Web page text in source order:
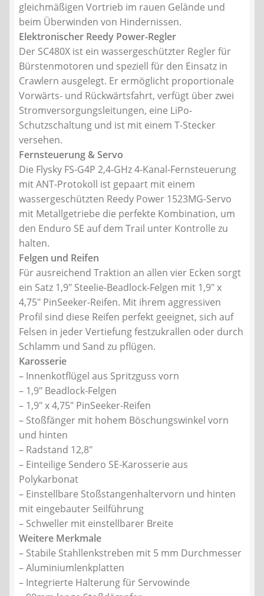
gleichmäßigen Vortrieb im rauen Gelände und
beim Überwinden von Hindernissen.
Elektronischer Reedy Power-Regler
Der SC480X ist ein wassergeschützter Regler für
Bürstenmotoren und speziell für den Einsatz in
Crawlern ausgelegt. Er ermöglicht proportionale
Vorwärts- und Rückwärtsfahrt, verfügt über zwei
Stromversorgungsleitungen, eine LiPo-
Schutzschaltung und ist mit einem T-Stecker
versehen.
Fernsteuerung & Servo
Die Flysky FS-G4P 2,4-GHz 4-Kanal-Fernsteuerung
mit ANT-Protokoll ist gepaart mit einem
wassergeschützten Reedy Power 1523MG-Servo
mit Metallgetriebe die perfekte Kombination, um
den Enduro SE auf dem Trail unter Kontrolle zu
halten.
Felgen und Reifen
Für ausreichend Traktion an allen vier Ecken sorgt
ein Satz 1,9″ Steelie-Beadlock-Felgen mit 1,9″ x
4,75″ PinSeeker-Reifen. Mit ihrem aggressiven
Profil sind diese Reifen perfekt geeignet, sich auf
Felsen in jeder Vertiefung festzukrallen oder durch
Schlamm und Sand zu pflügen.
Karosserie
– Innenkotflügel aus Spritzguss vorn
– 1,9″ Beadlock-Felgen
– 1,9″ x 4,75″ PinSeeker-Reifen
– Stoßfänger mit hohem Böschungswinkel vorn
und hinten
– Radstand 12,8″
– Einteilige Sendero SE-Karosserie aus
Polykarbonat
– Einstellbare Stoßstangenhaltervorn und hinten
mit eingebauter Seilführung
– Schweller mit einstellbarer Breite
Weitere Merkmale
– Stabile Stahllenkstreben mit 5 mm Durchmesser
– Aluminiumlenkplatten
– Integrierte Halterung für Servowinde